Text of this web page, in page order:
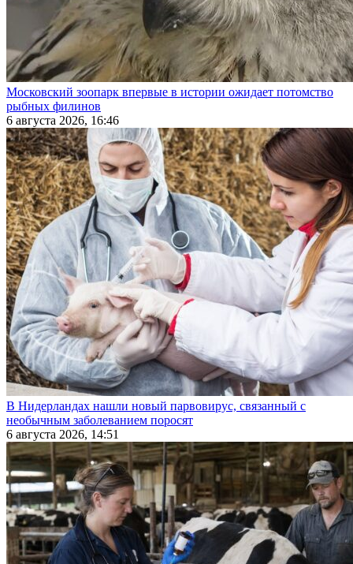
Московский зоопарк впервые в истории ожидает потомство
рыбных филинов
6 августа 2026, 16:46
В Нидерландах нашли новый парвовирус, связанный с
необычным заболеванием поросят
6 августа 2026, 14:51